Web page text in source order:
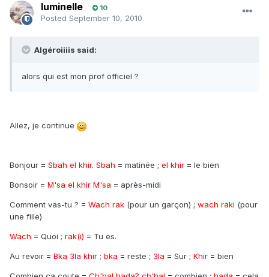
luminelle 10
Posted September 10, 2010
Algéroiiiis said:
alors qui est mon prof officiel ?
Allez, je continue
Bonjour = Sbah el khir. Sbah = matinée ; el khir = le bien
Bonsoir = M'sa el khir M'sa = après-midi
Comment vas-tu ? = Wach rak (pour un garçon) ; wach raki (pour
une fille)
Wach = Quoi ; rak(i) = Tu es.
Au revoir = Bka 3la khir ; bka = reste ; 3la = Sur ; Khir = bien